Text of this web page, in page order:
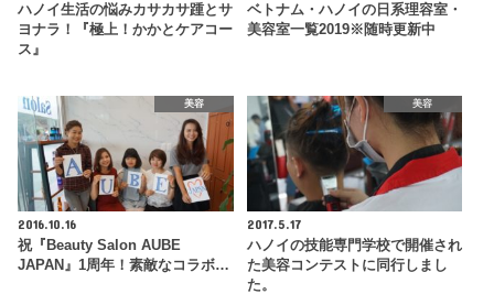
ハノイ生活の悩みカサカサ踵とサ
ヨナラ！『極上！かかとケアコー
ス』
ベトナム・ハノイの日系理容室・
美容室一覧2019※随時更新中
美容
2016.10.16
祝『Beauty Salon AUBE
JAPAN』1周年！素敵なコラボ…
美容
2017.5.17
ハノイの技能専門学校で開催され
た美容コンテストに同行しまし
た。